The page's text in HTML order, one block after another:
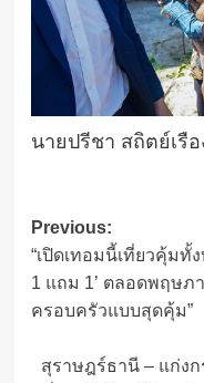
นายปรีชา สถิตย์เรื
Post
navigation
Previous:
“เปิดเทอมนี้เที่ยวคุ้ม
1 แถม 1’ ตลอดพฤษภ
ครอบครัวแบบสุดคุ้ม”
สุราษฎร์ธานี – แก่ง